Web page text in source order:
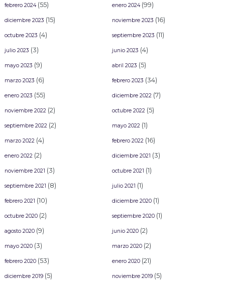
febrero 2024(55) enero 2024(99)
diciembre 2023 (15) noviembre 2023 (16)
octubre 2023 (4) septiembre 2023 (11)
julio 2023 (3) junio 2023 (4)
mayo 2023 (9) abril 2023 (5)
marzo 2023 (6) febrero 2023 (34)
enero 2023 (55) diciembre 2022 (7)
noviembre 2022 (2) octubre 2022 (5)
septiembre 2022 (2) mayo 2022 (1)
marzo 2022 (4) febrero 2022 (16)
enero 2022 (2) diciembre 2021 (3)
noviembre 2021 (3) octubre 2021 (1)
septiembre 2021 (8) julio 2021 (1)
febrero 2021 (10) diciembre 2020(1)
octubre 2020(2) septiembre 2020(1)
agosto 2020(9) junio 2020(2)
mayo 2020(3) marzo 2020(2)
febrero 2020(53) enero 2020(21)
diciembre 2019(5) noviembre 2019(5)